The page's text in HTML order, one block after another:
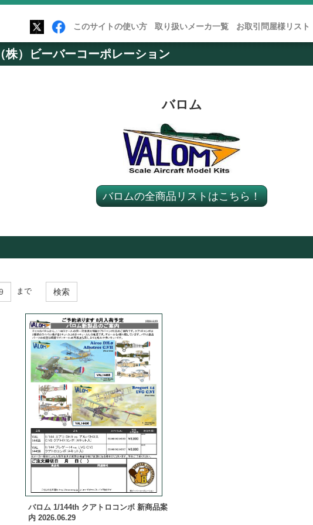
（株）ビーバーコーポレーション
このサイトの使い方 取り扱いメーカ一覧 お取引問屋様リスト
バロム
バロムの全商品リストはこちら！
まで 検索
バロム 1/144th クアトロコンボ 新商品案
内 2026.06.29